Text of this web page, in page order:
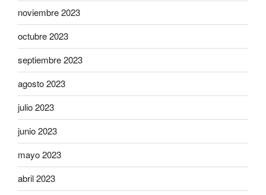
noviembre 2023
octubre 2023
septiembre 2023
agosto 2023
julio 2023
junio 2023
mayo 2023
abril 2023